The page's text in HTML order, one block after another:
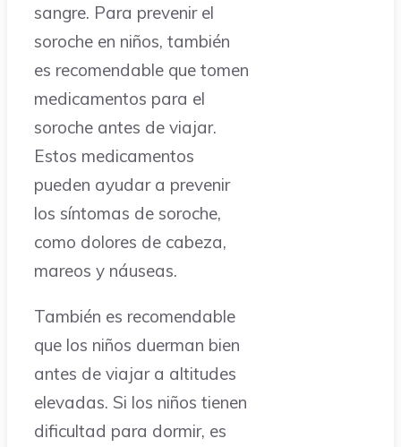
sangre. Para prevenir el
soroche en niños, también
es recomendable que tomen
medicamentos para el
soroche antes de viajar.
Estos medicamentos
pueden ayudar a prevenir
los síntomas de soroche,
como dolores de cabeza,
mareos y náuseas.
También es recomendable
que los niños duerman bien
antes de viajar a altitudes
elevadas. Si los niños tienen
dificultad para dormir, es